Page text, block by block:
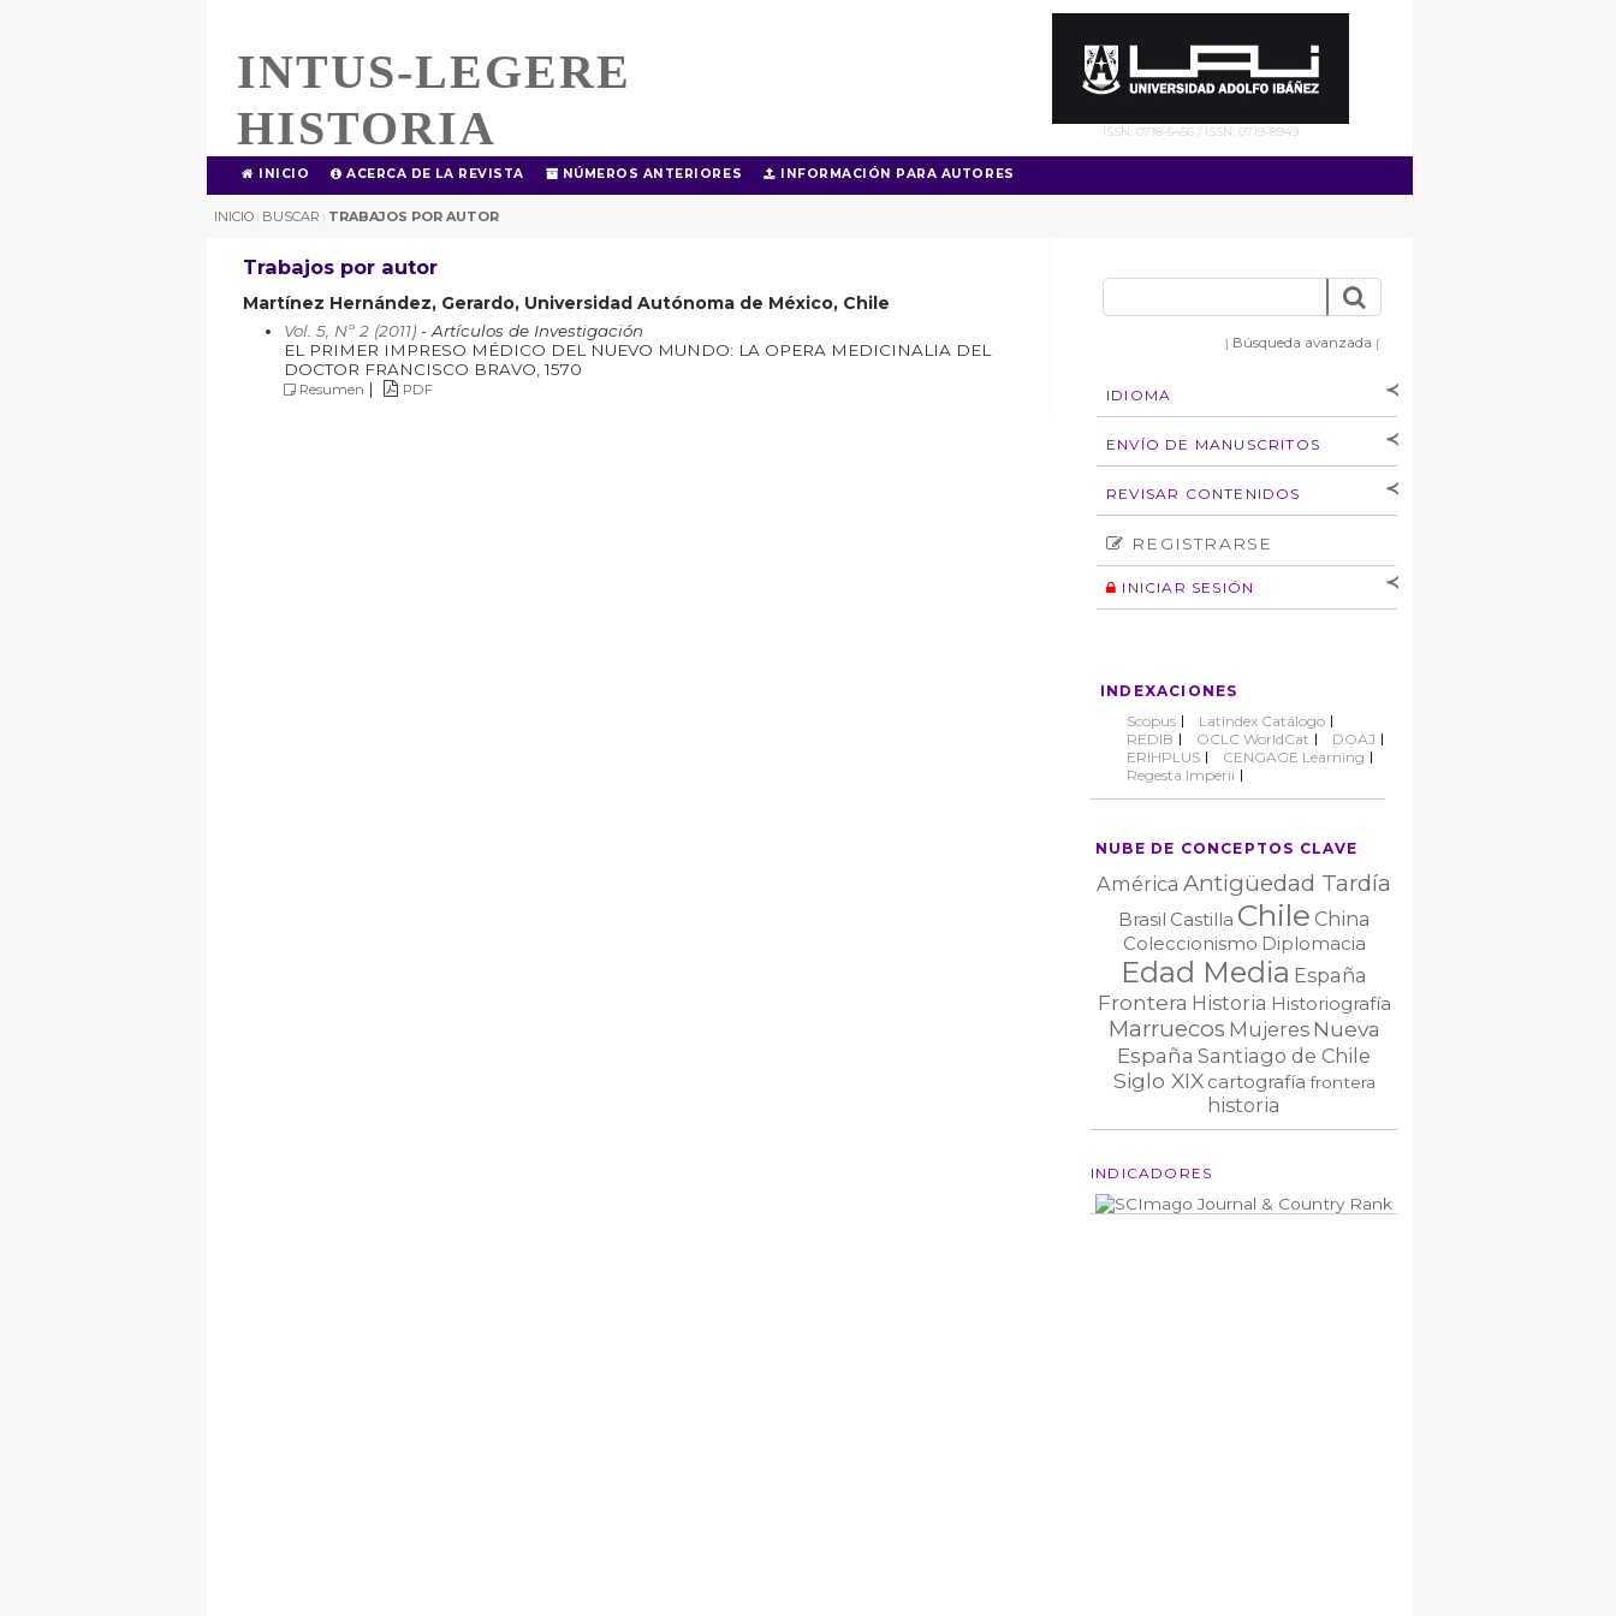
INTUS-LEGERE
HISTORIA
ISSN: 0718-5456 / ISSN: 0719-8949
INICIO ACERCA DE LA REVISTA NÚMEROS ANTERIORES INFORMACIÓN PARA AUTORES
INICIO | BUSCAR | TRABAJOS POR AUTOR
] Búsqueda avanzada [
IDIOMA
[Español ] [English]
ENVÍO DE MANUSCRITOS
autores
Derechos de autoría
Normas éticas
REVISAR CONTENIDOS
Número
Autor
REGISTRARSE
INICIAR SESIÓN
INDEXACIONES
Scopus
Latindex Catálogo
REDIB
OCLC WorldCat
DOAJ
ERIHPLUS
CENGAGE Learning
Regesta Imperii
NUBE DE CONCEPTOS CLAVE
América Antigüedad Tardía
Brasil Castilla Chile China
Coleccionismo Diplomacia
Edad Media España
Frontera Historia Historiografía
Marruecos Mujeres Nueva
España Santiago de Chile
Siglo XIX cartografía frontera
historia
INDICADORES
Trabajos por autor
Martínez Hernández, Gerardo, Universidad Autónoma de México, Chile
Vol. 5, Nº 2 (2011)- Artículos de Investigación
EL PRIMER IMPRESO MÉDICO DEL NUEVO MUNDO: LA OPERA MEDICINALIA DEL
DOCTOR FRANCISCO BRAVO, 1570
Resumen | PDF